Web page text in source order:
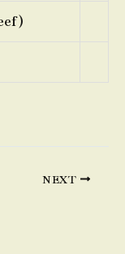
NEXT